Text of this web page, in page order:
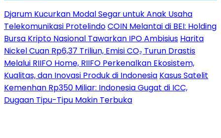
Djarum Kucurkan Modal Segar untuk Anak Usaha
Telekomunikasi ProtelindoCOIN Melantai di BEI: Holding
Bursa Kripto Nasional Tawarkan IPO Ambisius Harita
Nickel Cuan Rp6,37 Triliun, Emisi CO₂ Turun Drastis
Melalui RIIFO Home, RIIFO Perkenalkan Ekosistem,
Kualitas, dan Inovasi Produk di Indonesia Kasus Satelit
Kemenhan Rp350 Miliar: Indonesia Gugat di ICC,
Dugaan Tipu-Tipu Makin Terbuka